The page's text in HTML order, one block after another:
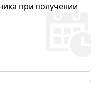
при получении